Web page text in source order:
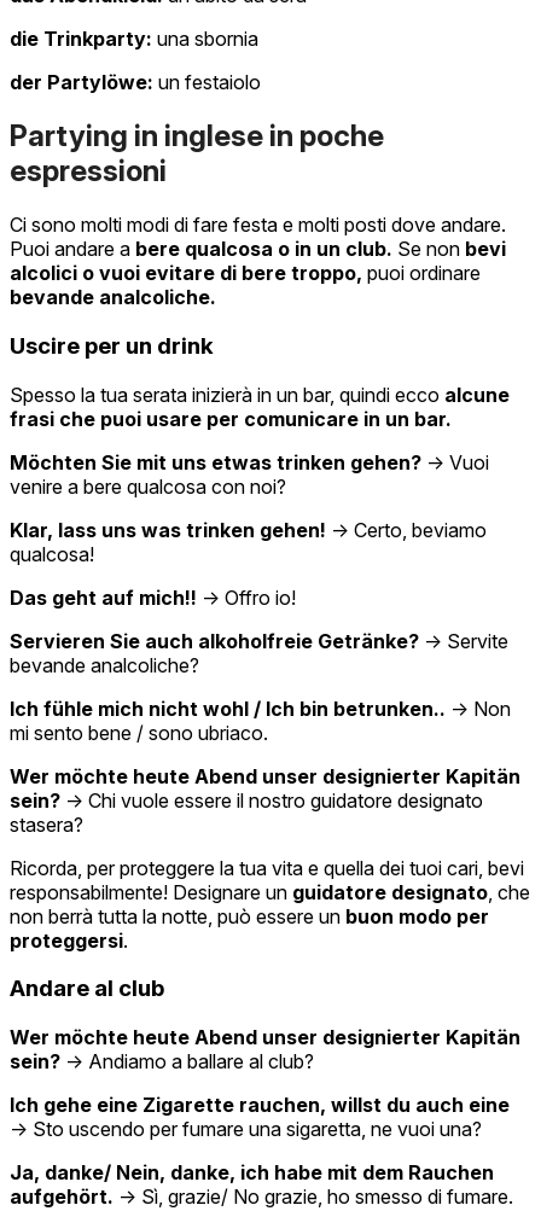
die Trinkparty: una sbornia
der Partylöwe: un festaiolo
Partying in inglese in poche
espressioni
Ci sono molti modi di fare festa e molti posti dove andare.
Puoi andare a bere qualcosa o in un club. Se non bevi
alcolici o vuoi evitare di bere troppo, puoi ordinare
bevande analcoliche.
Uscire per un drink
Spesso la tua serata inizierà in un bar, quindi ecco alcune
frasi che puoi usare per comunicare in un bar.
Möchten Sie mit uns etwas trinken gehen? → Vuoi
venire a bere qualcosa con noi?
Klar, lass uns was trinken gehen! → Certo, beviamo
qualcosa!
Das geht auf mich!! → Offro io!
Servieren Sie auch alkoholfreie Getränke? → Servite
bevande analcoliche?
Ich fühle mich nicht wohl / Ich bin betrunken.. → Non
mi sento bene / sono ubriaco.
Wer möchte heute Abend unser designierter Kapitän
sein? → Chi vuole essere il nostro guidatore designato
stasera?
Ricorda, per proteggere la tua vita e quella dei tuoi cari, bevi
responsabilmente! Designare un guidatore designato , che
non berrà tutta la notte, può essere un buon modo per
proteggersi.
Andare al club
Wer möchte heute Abend unser designierter Kapitän
sein? → Andiamo a ballare al club?
Ich gehe eine Zigarette rauchen, willst du auch eine
→ Sto uscendo per fumare una sigaretta, ne vuoi una?
Ja, danke/ Nein, danke, ich habe mit dem Rauchen
aufgehört. → Sì, grazie/ No grazie, ho smesso di fumare.